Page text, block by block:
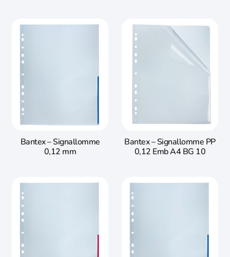
Bantex – Signallomme
0,12 mm
Bantex – Signallomme PP
0,12 Emb A4 BG 10